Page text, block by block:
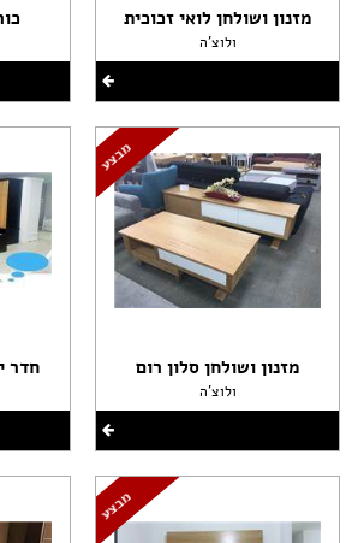
מזנון ושולחן לואי זכוכית
ולוצ'ה
מזנון ושולחן סלון רום
ולוצ'ה
חדר